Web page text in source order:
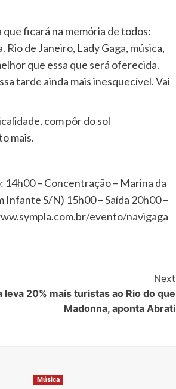
ficará na memória de todos:
de Janeiro, Lady Gaga, música,
que essa que será oferecida.
tarde ainda mais inesquecível. Vai
com pôr do sol
mais.
– Concentração – Marina da
S/N) 15h00 – Saída 20h00 –
evento/navigaga
Next
leva 20% mais turistas ao Rio do que
Madonna, aponta Abrati
Música